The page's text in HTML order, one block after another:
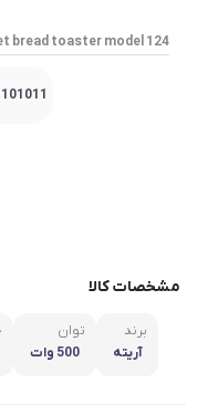
bread toaster model 124
101011
مشخصات کالا
برند
آریته
توان
500 وات